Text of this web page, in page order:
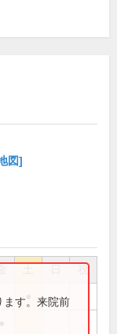
図]
祝
ます。来院前